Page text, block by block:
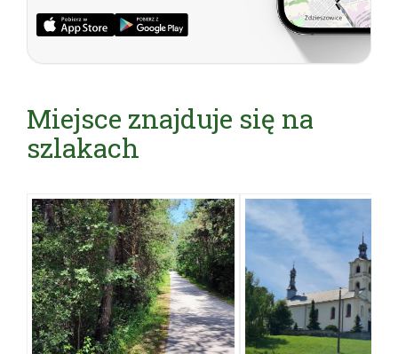
Miejsce znajduje się na
szlakach